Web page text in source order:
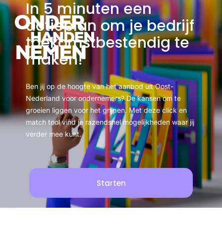
In 5 minuten een
actieplan om je bedrijf
toekomstbestendig te
maken!
Ben jij op de hoogte van het aanbod uit Oost-
Nederland voor ondernemers? De kansen om te
groeien liggen voor het grijpen. Met deze click en
match tool vind je razendsnel mogelijkheden waar jij
verder mee kunt.
Starten